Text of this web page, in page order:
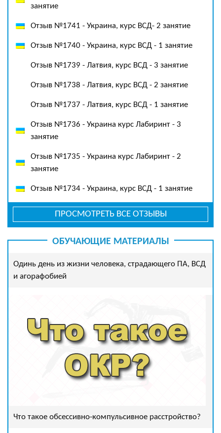
занятие
Отзыв №1741 - Украина, курс ВСД- 2 занятие
Отзыв №1740 - Украина, курс ВСД - 1 занятие
Отзыв №1739 - Латвия, курс ВСД - 3 занятие
Отзыв №1738 - Латвия, курс ВСД - 2 занятие
Отзыв №1737 - Латвия, курс ВСД - 1 занятие
Отзыв №1736 - Украина курс Лабиринт - 3
занятие
Отзыв №1735 - Украина курс Лабиринт - 2
занятие
Отзыв №1734 - Украина, курс ВСД - 1 занятие
ПРОСМОТРЕТЬ ВСЕ ОТЗЫВЫ
ОБУЧАЮЩИЕ МАТЕРИАЛЫ
Одинь день из жизни человека, страдающего ПА, ВСД
и агорафобией
Что такое обсессивно-компульсивное расстройство?